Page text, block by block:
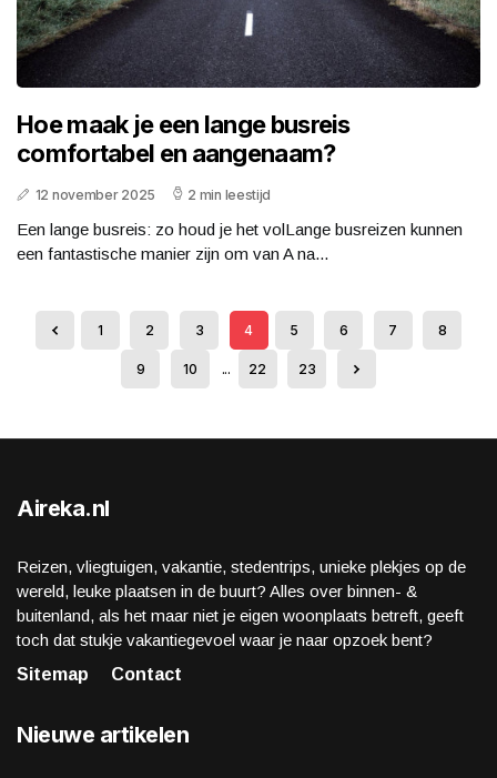
Hoe maak je een lange busreis
comfortabel en aangenaam?
12 november 2025 2 min leestijd
Een lange busreis: zo houd je het volLange busreizen kunnen
een fantastische manier zijn om van A na...
1 2 3 4 5 6 7 8
9 10 ... 22 23
Aireka.nl
Reizen, vliegtuigen, vakantie, stedentrips, unieke plekjes op de
wereld, leuke plaatsen in de buurt? Alles over binnen- &
buitenland, als het maar niet je eigen woonplaats betreft, geeft
toch dat stukje vakantiegevoel waar je naar opzoek bent?
Sitemap
Contact
Nieuwe artikelen